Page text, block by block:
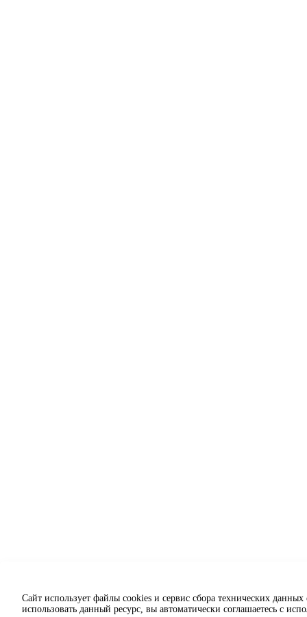
Сайт использует файлы cookies и сервис сбора технических
использовать данный ресурс, вы автоматически соглашаетесь с